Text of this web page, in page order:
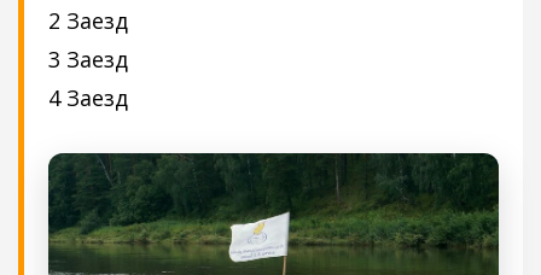
2 Заезд
3 Заезд
4 Заезд